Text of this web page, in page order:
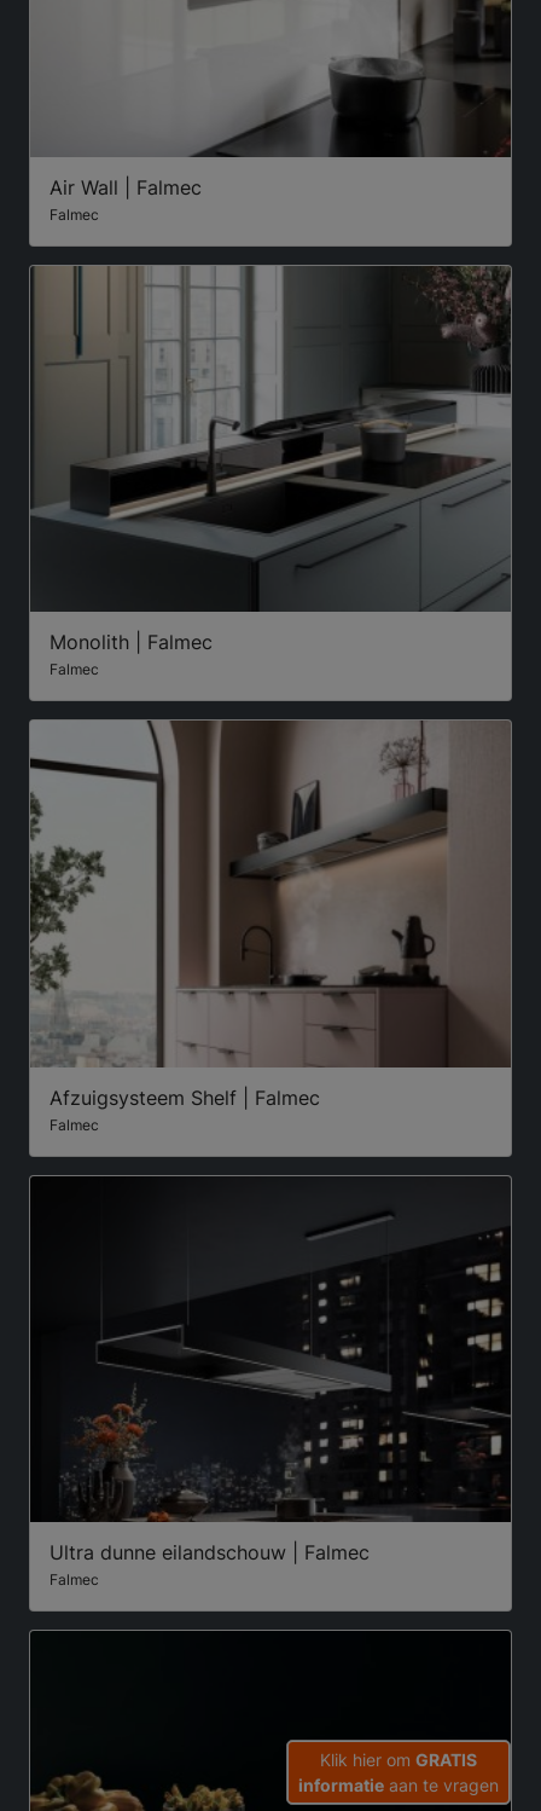
Air Wall | Falmec
Falmec
Monolith | Falmec
Falmec
Afzuigsysteem Shelf | Falmec
Falmec
Ultra dunne eilandschouw | Falmec
Falmec
Klik hier om GRATIS
informatie aan te vragen